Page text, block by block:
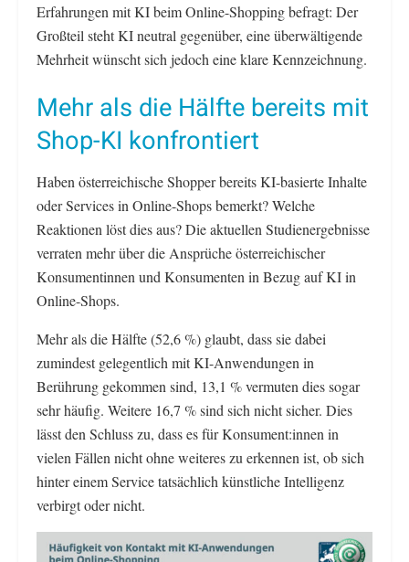
Erfahrungen mit KI beim Online-Shopping befragt: Der
Großteil steht KI neutral gegenüber, eine überwältigende
Mehrheit wünscht sich jedoch eine klare Kennzeichnung.
Mehr als die Hälfte bereits mit
Shop-KI konfrontiert
Haben österreichische Shopper bereits KI-basierte Inhalte
oder Services in Online-Shops bemerkt? Welche
Reaktionen löst dies aus? Die aktuellen Studienergebnisse
verraten mehr über die Ansprüche österreichischer
Konsumentinnen und Konsumenten in Bezug auf KI in
Online-Shops.
Mehr als die Hälfte (52,6 %) glaubt, dass sie dabei
zumindest gelegentlich mit KI-Anwendungen in
Berührung gekommen sind, 13,1 % vermuten dies sogar
sehr häufig. Weitere 16,7 % sind sich nicht sicher. Dies
lässt den Schluss zu, dass es für Konsument:innen in
vielen Fällen nicht ohne weiteres zu erkennen ist, ob sich
hinter einem Service tatsächlich künstliche Intelligenz
verbirgt oder nicht.